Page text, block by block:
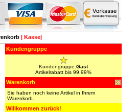
| Kasse|
Kundengruppe
Kundengruppe:Gast
Artikelrabatt bis 99.99%
Warenkorb
Sie haben noch keine Artikel in Ihrem
Warenkorb.
Willkommen zurück!